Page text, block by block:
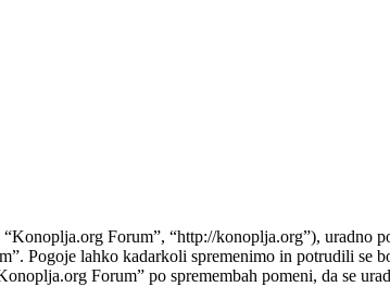
Forum”, “http://konoplja.org”), uradno
Pogoje lahko kadarkoli spremenimo in potrudili se
Forum” po spremembah pomeni, da se